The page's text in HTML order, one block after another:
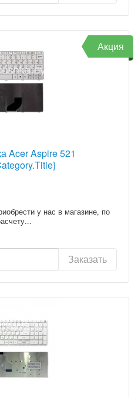
Acer Aspire 521
у нас в магазине, по
Заказать
Акция